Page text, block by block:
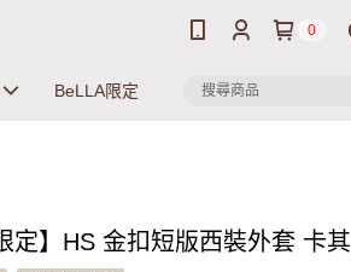
0
BeLLA限定
定】HS 金扣短版西裝外套 卡其